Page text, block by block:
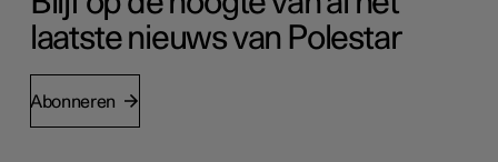
laatste nieuws van Polestar
Abonneren